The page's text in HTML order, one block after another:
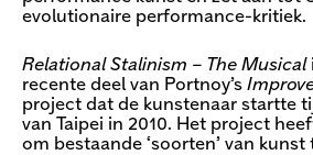
evolutionaire performance-kritiek.
Relational Stalinism – The Musical
recente deel van Portnoy’s
project dat de kunstenaar startte
van Taipei in 2010. Het project
om bestaande ‘soorten’ van kunst